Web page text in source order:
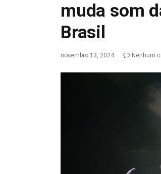
muda som
Brasil
novembro 13, 2024 Nenhum